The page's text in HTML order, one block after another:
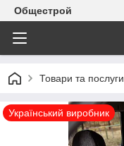
Общестрой
Товари та послуги
Український виробник